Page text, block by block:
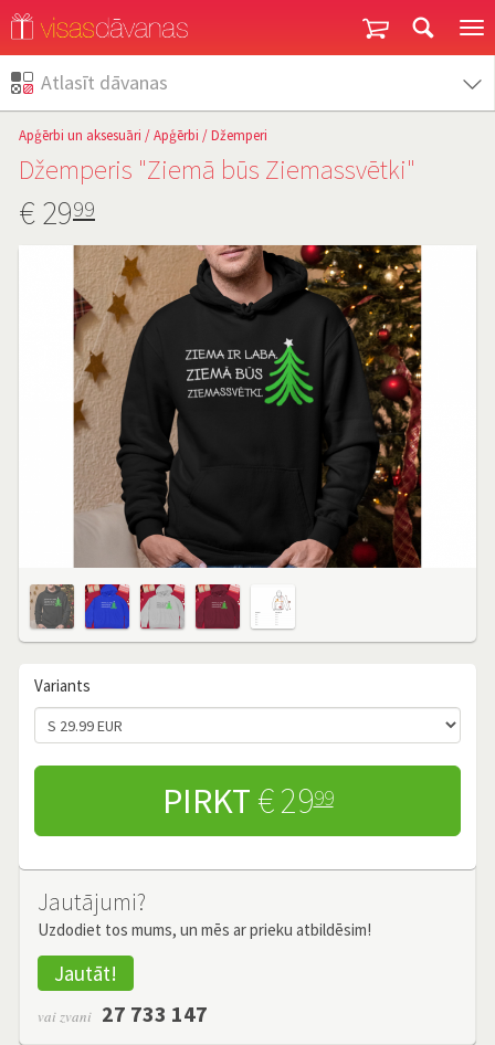
Atlasīt dāvanas
Apģērbi un aksesuāri /Apģērbi /Džemperi
Džemperis "Ziemā būs Ziemassvētki"
€2999
Variants
PIRKT € 2999
Jautājumi?
Uzdodiet tos mums, un mēs ar prieku atbildēsim!
Jautāt!
vai zvani 27 733 147